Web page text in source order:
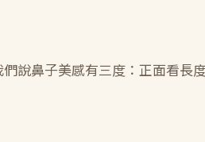
說鼻子美感有三度：正面看長